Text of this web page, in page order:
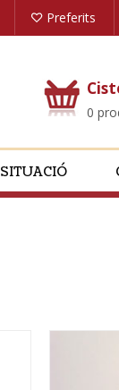
Preferits
0
SITUACIÓ